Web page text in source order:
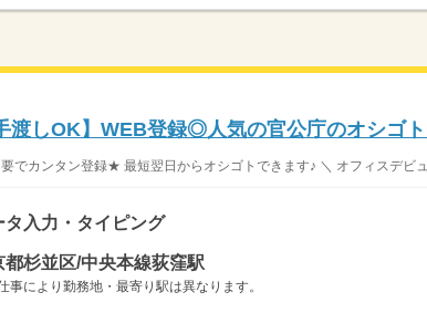
渡しOK】WEB登録◎人気の官公庁のオシゴ
でカンタン登録★ 最短翌日からオシゴトできます♪ ＼ オフィスデビ
タ入力・タイピング
都杉並区/中央本線荻窪駅
事により勤務地・最寄り駅は異なります。